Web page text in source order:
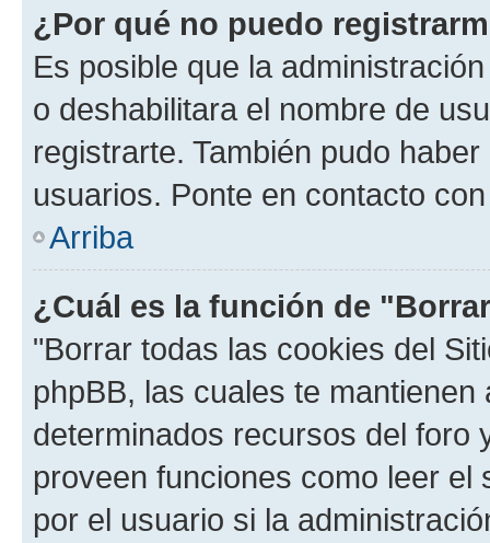
¿Por qué no puedo
Es posible que la
o deshabilitara el nombre de
registrarte. También pudo
usuarios. Ponte en contacto
Arriba
¿Cuál es la función de
"Borrar todas las cookies del
phpBB, las cuales te
determinados recursos del foro
proveen funciones como leer el
por el usuario si la